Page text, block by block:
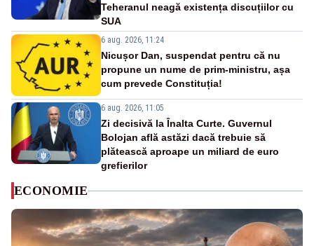
Teheranul neagă existența discuțiilor cu
SUA
6 aug. 2026, 11:24
Nicușor Dan, suspendat pentru că nu
propune un nume de prim-ministru, așa
cum prevede Constituția!
6 aug. 2026, 11:05
Zi decisivă la Înalta Curte. Guvernul
Bolojan află astăzi dacă trebuie să
plătească aproape un miliard de euro
grefierilor
ECONOMIE